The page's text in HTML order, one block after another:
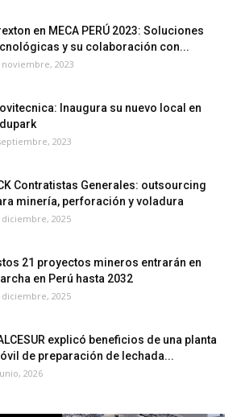
en MECA PERÚ 2023: Soluciones
y su colaboración con...
noviembre, 2023
Inaugura su nuevo local en
2023
Contratistas Generales: outsourcing
minería, perforación y voladura
diciembre, 2025
21 proyectos mineros entrarán en
en Perú hasta 2032
diciembre, 2025
explicó beneficios de una planta
de preparación de lechada...
2026